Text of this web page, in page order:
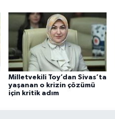
Milletvekili Toy’dan Sivas’ta
yaşanan o krizin çözümü
için kritik adım